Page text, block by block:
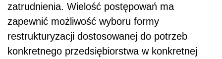
zatrudnienia. Wielość postępowań ma
zapewnić możliwość wyboru formy
restrukturyzacji dostosowanej do potrzeb
konkretnego przedsiębiorstwa w konkretnej